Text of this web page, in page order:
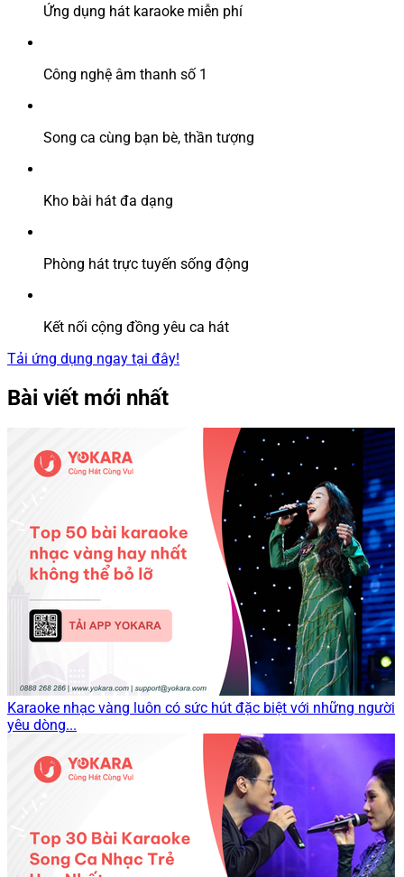
Ứng dụng hát karaoke miễn phí
Công nghệ âm thanh số 1
Song ca cùng bạn bè, thần tượng
Kho bài hát đa dạng
Phòng hát trực tuyến sống động
Kết nối cộng đồng yêu ca hát
Tải ứng dụng ngay tại đây!
Bài viết mới nhất
Karaoke nhạc vàng luôn có sức hút đặc biệt với những người
yêu dòng...